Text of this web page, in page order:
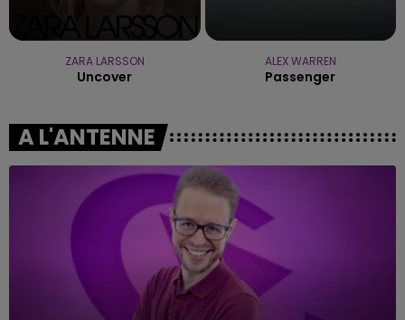
ZARA LARSSON
Uncover
ALEX WARREN
Passenger
A L'ANTENNE